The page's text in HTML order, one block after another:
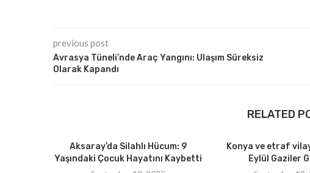
previous post
Avrasya Tüneli’nde Araç Yangını: Ulaşım Süreksiz
Olarak Kapandı
RELATED
Aksaray’da Silahlı Hücum: 9
Yaşındaki Çocuk Hayatını Kaybetti
Konya ve etraf
Eylül Gaziler